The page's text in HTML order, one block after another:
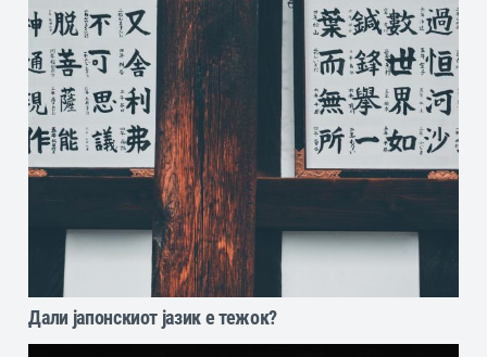
Дали јапонскиот јазик е тежок?